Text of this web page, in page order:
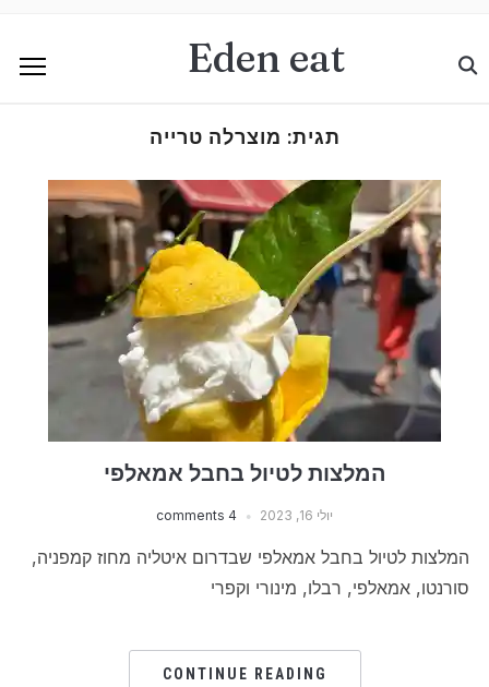
Eden eat
תגית: מוצרלה טרייה
המלצות לטיול בחבל אמאלפי
יולי 16, 2023 4 comments
המלצות לטיול בחבל אמאלפי שבדרום איטליה מחוז קמפניה,
סורנטו, אמאלפי, רבלו, מינורי וקפרי
CONTINUE READING